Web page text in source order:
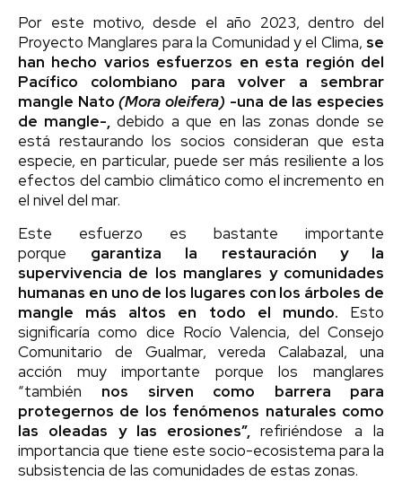
Por este motivo, desde el año 2023, dentro del
Proyecto Manglares para la Comunidad y el Clima, se
han hecho varios esfuerzos en esta región del
Pacífico colombiano para volver a sembrar
mangle Nato(Mora oleifera) -una de las especies
de mangle-,debido a que en las zonas donde se
está restaurando los socios consideran que esta
especie, en particular, puede ser más resiliente a los
efectos del cambio climático como el incremento en
el nivel del mar.
Este esfuerzo es bastante importante
porque garantiza la restauración y la
supervivencia de los manglares y comunidades
humanas en uno de los lugares con los árboles de
mangle más altos en todo el mundo. Esto
significaría como dice Rocío Valencia, del Consejo
Comunitario de Gualmar, vereda Calabazal, una
acción muy importante porque los manglares
“también nos sirven como barrera para
protegernos de los fenómenos naturales como
las oleadas y las erosiones”,refiriéndose a la
importancia que tiene este socio-ecosistema para la
subsistencia de las comunidades de estas zonas.